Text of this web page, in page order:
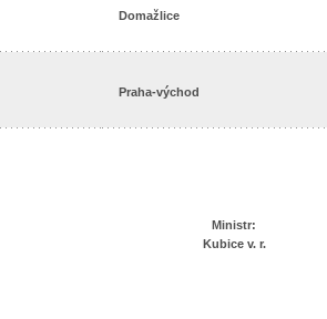
Domažlice
Praha-východ
Ministr:
Kubice v. r.